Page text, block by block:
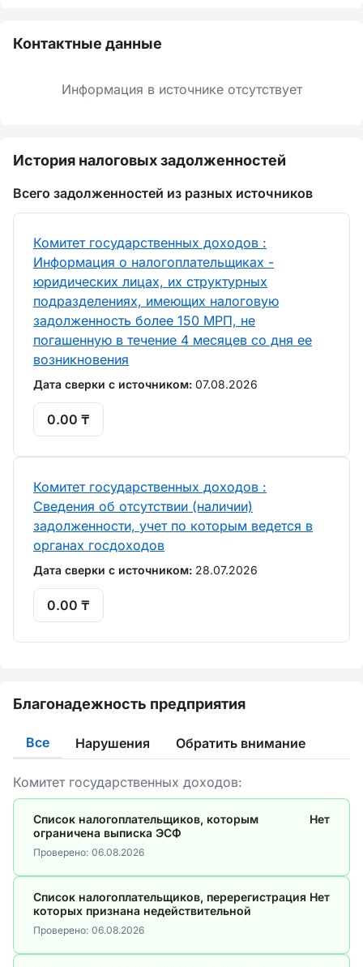
Контактные данные
Информация в источнике отсутствует
История налоговых задолженностей
Всего задолженностей из разных источников
Комитет государственных доходов :
Информация о налогоплательщиках -
юридических лицах, их структурных
подразделениях, имеющих налоговую
задолженность более 150 МРП, не
погашенную в течение 4 месяцев со дня ее
возникновения
Дата сверки с источником: 07.08.2026
0.00 ₸
Комитет государственных доходов :
Сведения об отсутствии (наличии)
задолженности, учет по которым ведется в
органах госдоходов
Дата сверки с источником: 28.07.2026
0.00 ₸
Благонадежность предприятия
Все Нарушения Обратить внимание
Комитет государственных доходов:
Список налогоплательщиков, которым
ограничена выписка ЭСФ
Нет
Проверено: 06.08.2026
Список налогоплательщиков, перерегистрация
которых признана недействительной
Нет
Проверено: 06.08.2026